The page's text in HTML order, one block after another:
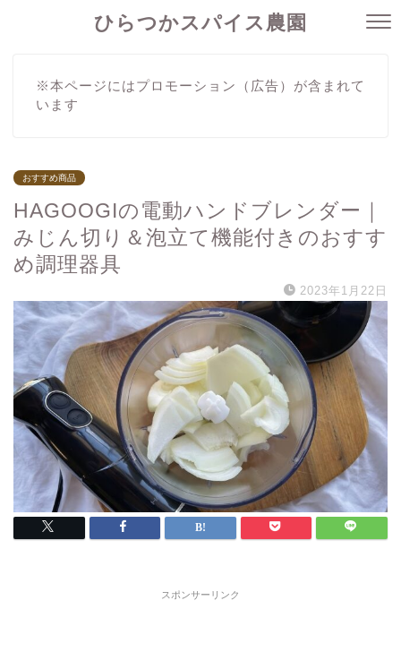
ひらつかスパイス農園
※本ページにはプロモーション（広告）が含まれて
います
おすすめ商品
HAGOOGIの電動ハンドブレンダー｜
みじん切り＆泡立て機能付きのおすす
め調理器具
2023年1月22日
スポンサーリンク